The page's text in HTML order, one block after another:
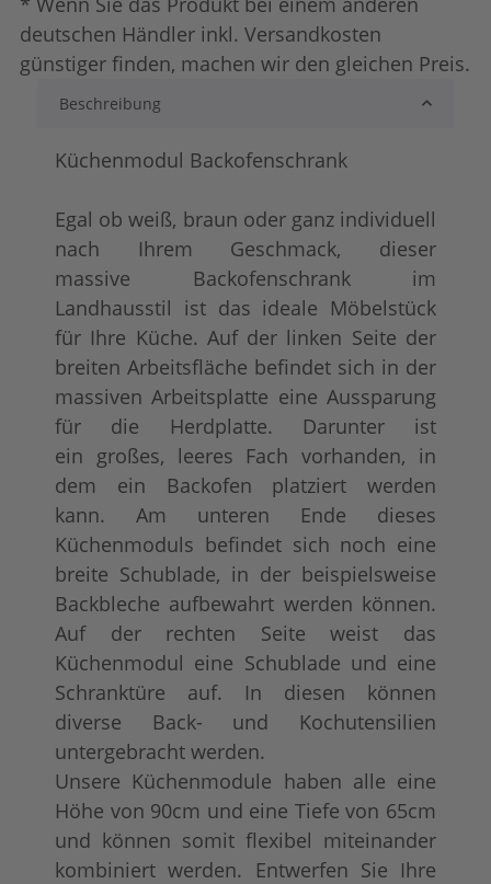
shabby chic / antik looktief gebürstet
+ 245,00 €
Konfigurator alles frei wählbar
+ 63,00 €
deutschen Händler inkl. Versandkosten
günstiger finden, machen wir den gleichen Preis.
Beschreibung
Küchenmodul Backofenschrank
Egal ob weiß, braun oder ganz individuell
nach Ihrem Geschmack, dieser
massive Backofenschrank im
Landhausstil ist das ideale Möbelstück
für Ihre Küche. Auf der linken Seite der
breiten Arbeitsfläche befindet sich in der
massiven Arbeitsplatte eine Aussparung
für die Herdplatte. Darunter ist
ein großes, leeres Fach vorhanden, in
dem ein Backofen platziert werden
kann. Am unteren Ende dieses
Küchenmoduls befindet sich noch eine
breite Schublade, in der beispielsweise
Backbleche aufbewahrt werden können.
Auf der rechten Seite weist das
Küchenmodul eine Schublade und eine
Schranktüre auf. In diesen können
diverse Back- und Kochutensilien
untergebracht werden.
Unsere Küchenmodule haben alle eine
Höhe von 90cm und eine Tiefe von 65cm
und können somit flexibel miteinander
kombiniert werden. Entwerfen Sie Ihre